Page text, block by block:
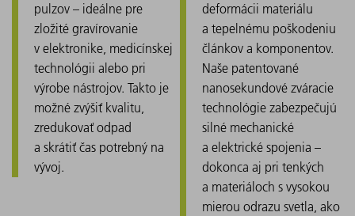
TruPulse
nano
(FK10-EP)
500 W
4,0 -
6,5
622 mm
x 482
mm x
pulzov – ideálne pre
zložité gravírovanie
v elektronike, medicínskej
technológii alebo pri
výrobe nástrojov. Takto je
možné zvýšiť kvalitu,
zredukovať odpad
a skrátiť čas potrebný na
vývoj.
deformácii materiálu
a tepelnému poškodeniu
článkov a komponentov.
Naše patentované
nanosekundové zváracie
technológie zabezpečujú
silné mechanické
a elektrické spojenia –
dokonca aj pri tenkých
a materiáloch s vysokou
mierou odrazu svetla, ako